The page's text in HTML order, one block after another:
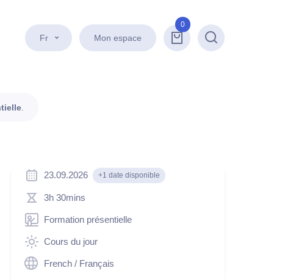
Fr Mon espace
0
Recherche
23.09.2026 +1 date disponible
3h 30mins
Formation présentielle
Cours du jour
French / Français